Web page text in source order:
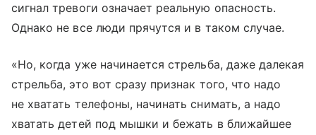
сигнал тревоги означает реальную опасность.
Однако не все люди прячутся и в таком случае.
«Но, когда уже начинается стрельба, даже далекая
стрельба, это вот сразу признак того, что надо
не хватать телефоны, начинать снимать, а надо
хватать детей под мышки и бежать в ближайшее